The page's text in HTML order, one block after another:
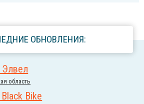
ОБНОВЛЕНИЯ:
Элвел
область
Bike